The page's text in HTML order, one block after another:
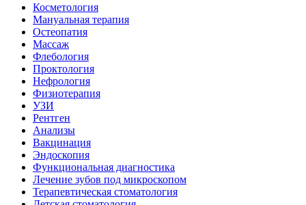
Косметология
Мануальная терапия
Остеопатия
Массаж
Флебология
Проктология
Нефрология
Физиотерапия
УЗИ
Рентген
Анализы
Вакцинация
Эндоскопия
Функциональная диагностика
Лечение зубов под микроскопом
Терапевтическая стоматология